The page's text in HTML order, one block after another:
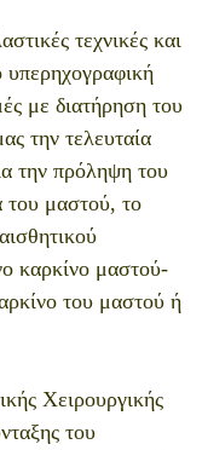
τεχνικές και
υπερηχογραφική
με διατήρηση του
την τελευταία
την πρόληψη του
του μαστού, το
καρκίνο μαστού-
του μαστού ή
Χειρουργικής
του